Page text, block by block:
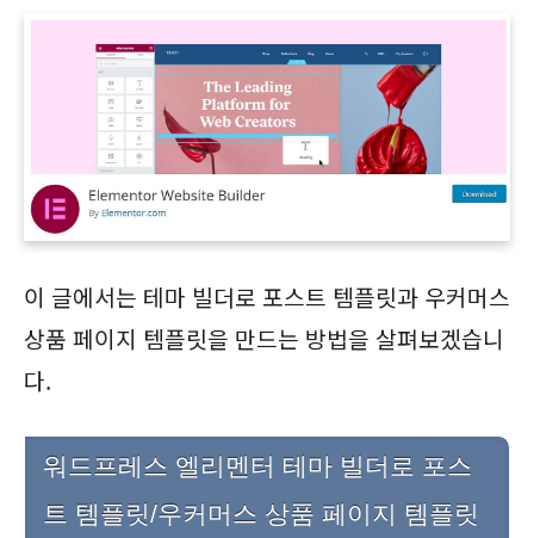
이 글에서는 테마 빌더로 포스트 템플릿과 우커머스
상품 페이지 템플릿을 만드는 방법을 살펴보겠습니
다.
워드프레스 엘리멘터 테마 빌더로 포스
트 템플릿/우커머스 상품 페이지 템플릿